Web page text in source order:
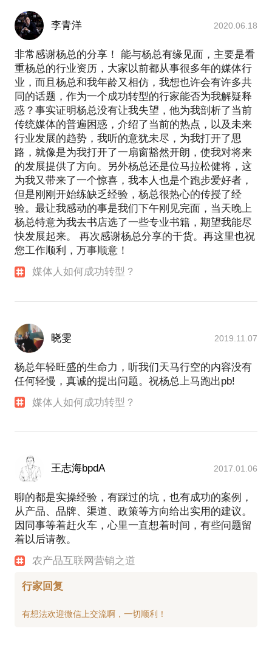
李青洋 2020.06.18
非常感谢杨总的分享！ 能与杨总有缘见面，主要是看
重杨总的行业资历，大家以前都从事很多年的媒体行
业，而且杨总和我年龄又相仿，我想也许会有许多共
同的话题，作为一个成功转型的行家能否为我解疑释
惑？事实证明杨总没有让我失望，他为我剖析了当前
传统媒体的普遍困惑，介绍了当前的热点，以及未来
行业发展的趋势，我听的意犹未尽，为我打开了思
路，就像是为我打开了一扇窗豁然开朗，使我对将来
的发展提供了方向。另外杨总还是位马拉松健将，这
为我又带来了一个惊喜，我本人也是个跑步爱好者，
但是刚刚开始练缺乏经验，杨总很热心的传授了经
验。最让我感动的事是我们下午刚见完面，当天晚上
杨总特意为我去书店选了一些专业书籍，期望我能尽
快发展起来。 再次感谢杨总分享的干货。再这里也祝
您工作顺利，万事顺意！
媒体人如何成功转型？
晓雯 2019.11.07
杨总年轻旺盛的生命力，听我们天马行空的内容没有
任何轻慢，真诚的提出问题。祝杨总上马跑出pb!
媒体人如何成功转型？
王志海bpdA 2017.01.06
聊的都是实操经验，有踩过的坑，也有成功的案例，
从产品、品牌、渠道、政策等方向给出实用的建议。
因同事等着赶火车，心里一直想着时间，有些问题留
着以后请教。
农产品互联网营销之道
行家回复